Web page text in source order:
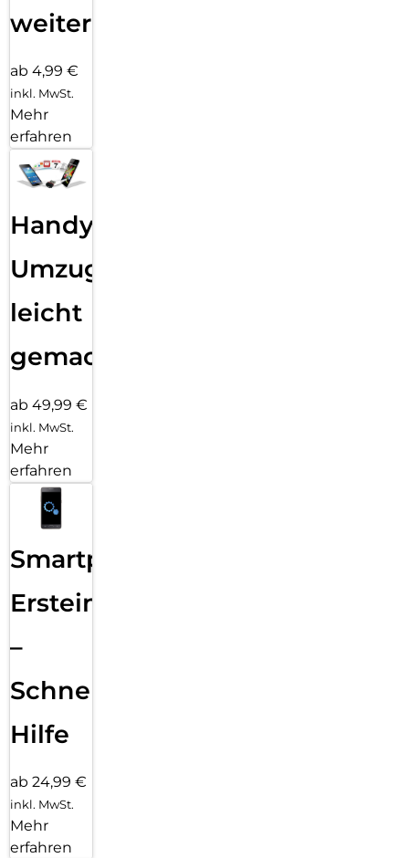
weiter
ab 4,99 €
inkl. MwSt.
Mehr
erfahren
Handy
Umzug
leicht
gemacht!
ab 49,99 €
inkl. MwSt.
Mehr
erfahren
Smartphone
Ersteinrichtung
–
Schnelle
Hilfe
ab 24,99 €
inkl. MwSt.
Mehr
erfahren